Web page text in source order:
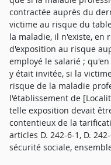
contractée auprès du
victime au risque du
la maladie, il n'existe, en
d'exposition au risque
employé le salarié ;
y était invitée, si la
risque de la maladie
l'établissement de
telle exposition devait
contentieux de la
articles D. 242-6-1, D.
sécurité sociale,